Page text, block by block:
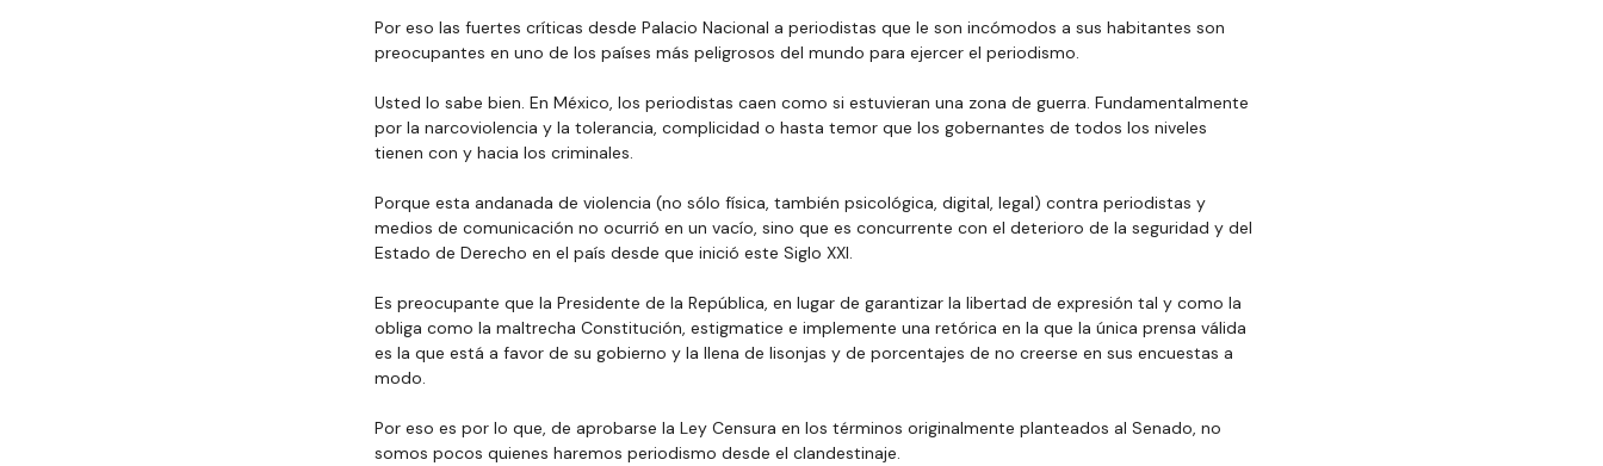
Por eso las fuertes críticas desde Palacio Nacional a periodistas que le son incómodos a sus habitantes son
preocupantes en uno de los países más peligrosos del mundo para ejercer el periodismo.
Usted lo sabe bien. En México, los periodistas caen como si estuvieran una zona de guerra. Fundamentalmente
por la narcoviolencia y la tolerancia, complicidad o hasta temor que los gobernantes de todos los niveles
tienen con y hacia los criminales.
Porque esta andanada de violencia (no sólo física, también psicológica, digital, legal) contra periodistas y
medios de comunicación no ocurrió en un vacío, sino que es concurrente con el deterioro de la seguridad y del
Estado de Derecho en el país desde que inició este Siglo XXI.
Es preocupante que la Presidente de la República, en lugar de garantizar la libertad de expresión tal y como la
obliga como la maltrecha Constitución, estigmatice e implemente una retórica en la que la única prensa válida
es la que está a favor de su gobierno y la llena de lisonjas y de porcentajes de no creerse en sus encuestas a
modo.
Por eso es por lo que, de aprobarse la Ley Censura en los términos originalmente planteados al Senado, no
somos pocos quienes haremos periodismo desde el clandestinaje.